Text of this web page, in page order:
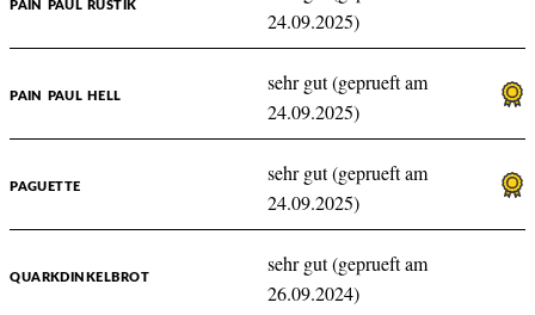
PAIN PAUL RUSTIK
24.09.2025)
PAIN PAUL HELL
sehr gut (geprueft am
24.09.2025)
PAGUETTE
sehr gut (geprueft am
24.09.2025)
QUARKDINKELBROT
sehr gut (geprueft am
26.09.2024)